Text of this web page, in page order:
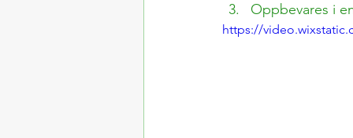
Oppbevares i
https://